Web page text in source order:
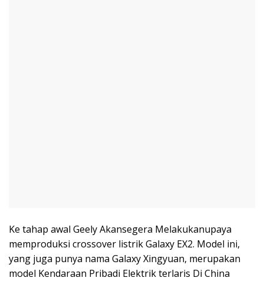
Ke tahap awal Geely Akansegera Melakukanupaya
memproduksi crossover listrik Galaxy EX2. Model ini,
yang juga punya nama Galaxy Xingyuan, merupakan
model Kendaraan Pribadi Elektrik terlaris Di China